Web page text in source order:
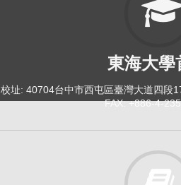
東海大學
校址: 40704台中市西屯區臺灣大道四段
FAX: +886-4-